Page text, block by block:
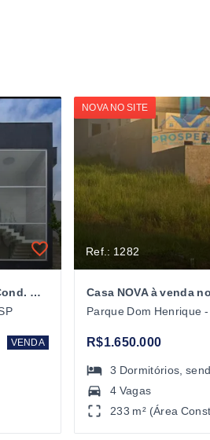
Casa À VENDA C/ 3 Suítes - Cond. Reserva Santa Paula - Cotia/SP
VENDA
NOVA NO SITE
Ref.: 1282
Parque Dom Henrique
R$1.650.000
3 Dormitórios ,
4 Vagas
233 m² (Área